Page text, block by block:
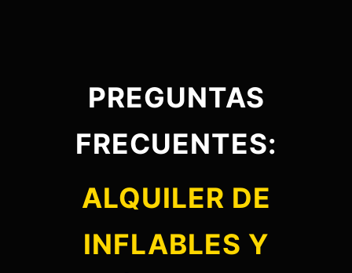
PREGUNTAS
FRECUENTES:
ALQUILER DE
INFLABLES Y